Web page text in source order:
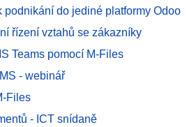
do jediné platformy Odoo
řízení vztahů se zákazníky
Teams pomocí M-Files
- webinář
Files
- ICT snídaně